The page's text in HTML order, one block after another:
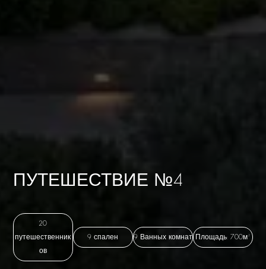
ПУТЕШЕСТВИЕ №4
20
путешественник
ов
9 спален 9 Ванных комнат Площадь: 700м²